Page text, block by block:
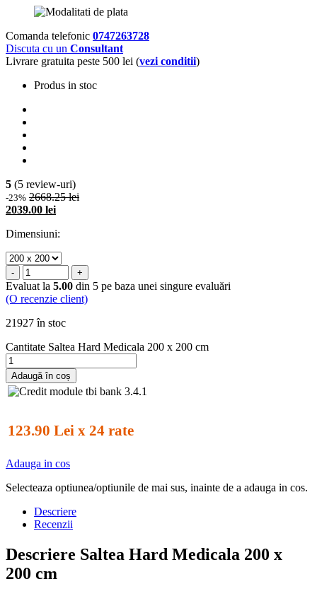
Comanda telefonic 0747263728
Discuta cu un Consultant
Livrare gratuita peste 500 lei (vezi conditii)
Produs in stoc
5 (5 review-uri)
-23% 2668.25 lei
2039.00 lei
Dimensiuni:
- +
Evaluat la 5.00 din 5 pe baza unei singure evaluări
(O recenzie client)
21927 în stoc
Cantitate Saltea Hard Medicala 200 x 200 cm
Adaugă în coș
123.90 Lei x 24 rate
Adauga in cos
Selecteaza optiunea/optiunile de mai sus, inainte de a adauga in cos.
Descriere
Recenzii
Descriere Saltea Hard Medicala 200 x
200 cm